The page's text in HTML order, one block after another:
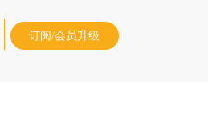
订阅/会员升级